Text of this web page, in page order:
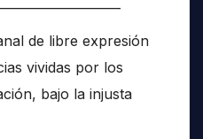
de libre expresión
vividas por los
bajo la injusta